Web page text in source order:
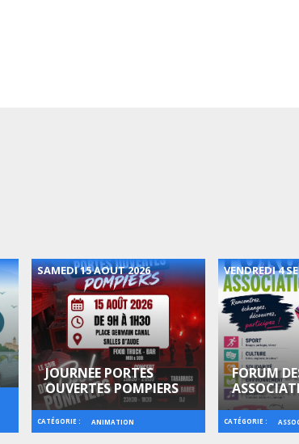
SAMEDI 15 AOUT 2026
CATÉGORIE : ANIMATION
JOURNEE PORTES
OUVERTES POMPIERS
VENDREDI 4
CATÉGORIE :
FORUM